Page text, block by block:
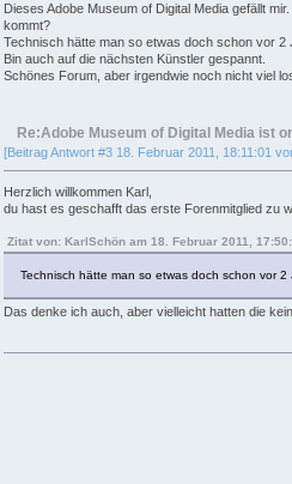
Dieses Adobe Museum of Digital Media gefällt
kommt?
Technisch hätte man so etwas doch schon vor 2
Bin auch auf die nächsten Künstler gespannt.
Schönes Forum, aber irgendwie noch nicht viel
Re:Adobe Museum of Digital Media ist
[Beitrag Antwort #3 18. Februar 2011, 18:11:01
Herzlich willkommen Karl,
du hast es geschafft das erste Forenmitglied zu
Zitat von: KarlSchön am 18. Februar 2011,
Technisch hätte man so etwas doch schon vor
Das denke ich auch, aber vielleicht hatten die